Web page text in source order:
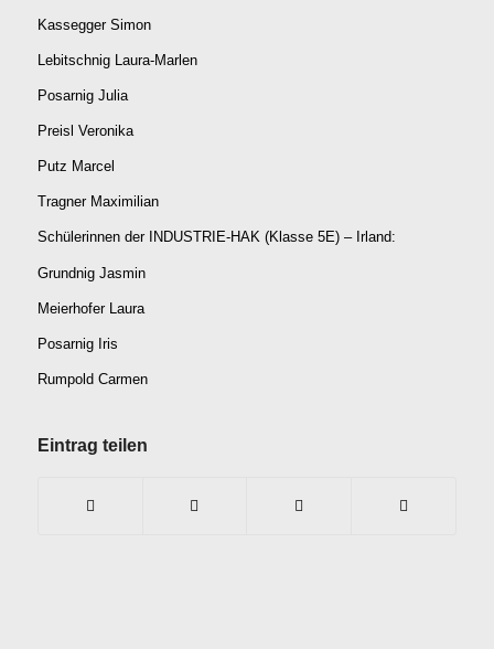
Kassegger Simon
Lebitschnig Laura-Marlen
Posarnig Julia
Preisl Veronika
Putz Marcel
Tragner Maximilian
Schülerinnen der INDUSTRIE-HAK (Klasse 5E) – Irland:
Grundnig Jasmin
Meierhofer Laura
Posarnig Iris
Rumpold Carmen
Eintrag teilen